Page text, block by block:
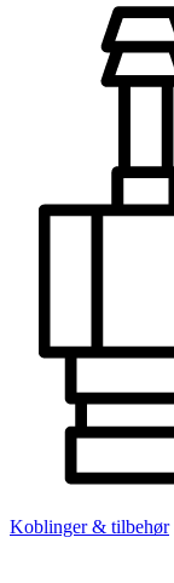
Koblinger & tilbehør